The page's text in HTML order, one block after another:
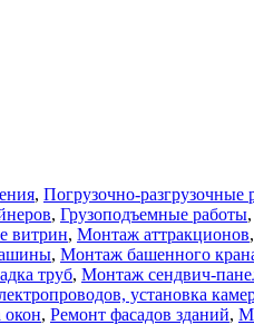
, Погрузочно-разгрузочные
, Грузоподъемные работы
витрин, Монтаж аттракционов
, Монтаж башенного
труб, Монтаж сендвич-
установка
окон, Ремонт фасадов зданий,